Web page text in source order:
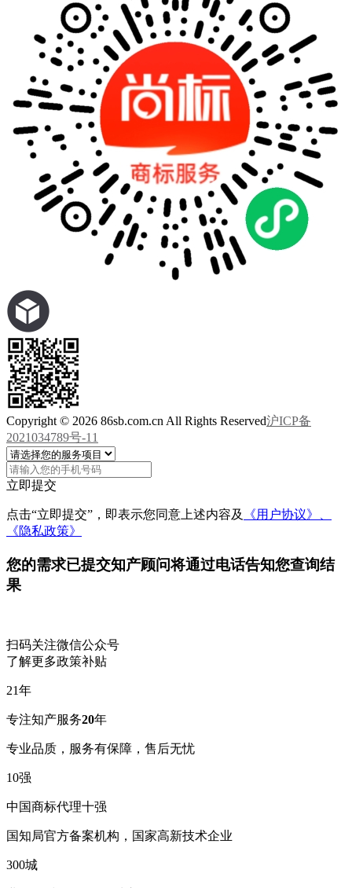
Copyright © 2026 86sb.com.cn All Rights Reserved沪ICP备
2021034789号-11
立即提交
点击“立即提交”，即表示您同意上述内容及
《用户协议》、
《隐私政策》
您的需求已提交知产顾问将通过电话告知您查询结
果
扫码关注微信公众号
了解更多政策补贴
21年
专注知产服务20年
专业品质，服务有保障，售后无忧
10强
中国商标代理十强
国知局官方备案机构，国家高新技术企业
300城